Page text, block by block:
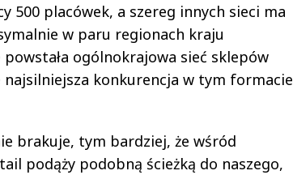
500 placówek, a szereg innych sieci ma
w paru regionach kraju
ogólnokrajowa sieć sklepów
najsilniejsza konkurencja w tym formacie
brakuje, tym bardziej, że wśród
podąży podobną ścieżką do naszego,